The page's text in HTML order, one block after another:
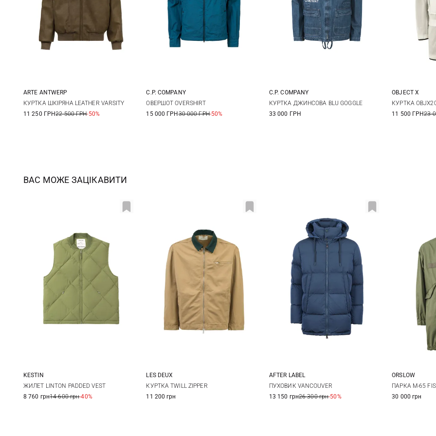
XS S M
ARTE ANTWERP
КУРТКА ШКІРЯНА LEATHER VARSITY
11 250 ГРН22 500 ГРН-50%
XS S
C.P. COMPANY
ОВЕРШОТ OVERSHIRT
15 000 ГРН30 000 ГРН-50%
48 50 52
C.P. COMPANY
КУРТКА ДЖИНСОВА BLU GOGGLE
33 000 ГРН
M
OBJECT X
КУРТКА
11 500 ГРН23
ВАС МОЖЕ ЗАЦІКАВИТИ
M L XL
KESTIN
ЖИЛЕТ LINTON PADDED VEST
8 760 грн14 600 грн-40%
M L
LES DEUX
КУРТКА TWILL ZIPPER
11 200 грн
S M
AFTER LABEL
ПУХОВИК VANCOUVER
13 150 грн26 300 грн-50%
2
ORSLOW
ПАРКА M-65
30 000 грн